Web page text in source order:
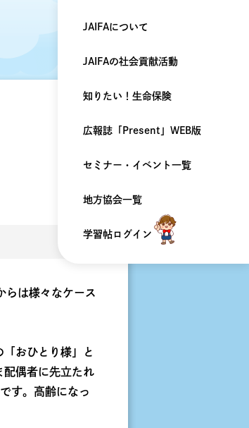
JAIFAについて
JAIFAの社会貢献活動
知りたい！ 生命保険
広報誌「Present」 WEB版
セミナー・ イベント一覧
地方協会一覧
学習帖ログイン
らは様々なケース
おひとり様」と
配偶者に先立たれ
す。高齢になっ